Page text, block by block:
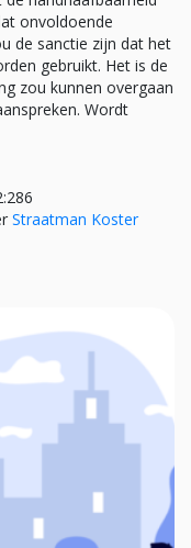
onvoldoende
de sanctie zijn dat het
gebruikt. Het is de
zou kunnen overgaan
Wordt
Straatman Koster